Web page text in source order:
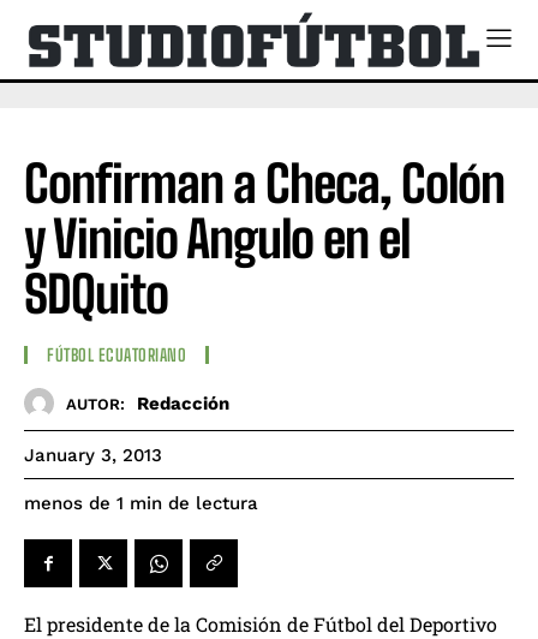
Confirman a Checa, Colón
y Vinicio Angulo en el
SDQuito
FÚTBOL ECUATORIANO
AUTOR: Redacción
January 3, 2013
menos de 1 min de lectura
El presidente de la Comisión de Fútbol del Deportivo